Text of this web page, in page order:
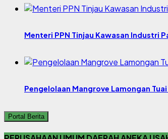
Menteri PPN Tinjau Kawasan Industri
Pengelolaan Mangrove Lamongan
Portal Berita